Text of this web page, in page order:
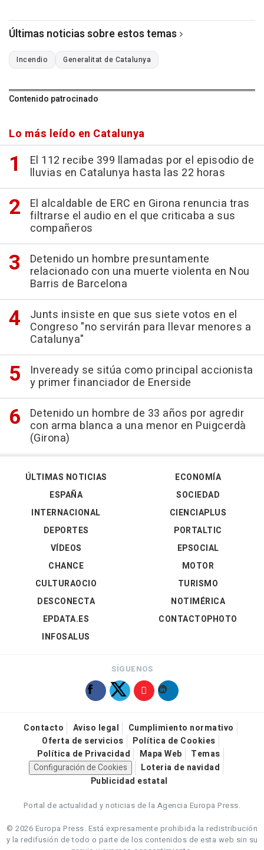
Últimas noticias sobre estos temas
Incendio Generalitat de Catalunya
Contenido patrocinado
Lo más leído en Catalunya
El 112 recibe 399 llamadas por el episodio de
lluvias en Catalunya hasta las 22 horas
El alcaldable de ERC en Girona renuncia tras
filtrarse el audio en el que criticaba a sus
compañeros
Detenido un hombre presuntamente
relacionado con una muerte violenta en Nou
Barris de Barcelona
Junts insiste en que sus siete votos en el
Congreso "no servirán para llevar menores a
Catalunya"
Inveready se sitúa como principal accionista
y primer financiador de Enerside
Detenido un hombre de 33 años por agredir
con arma blanca a una menor en Puigcerdà
(Girona)
ÚLTIMAS NOTICIAS
ESPAÑA
INTERNACIONAL
DEPORTES
VÍDEOS
ECONOMÍA
SOCIEDAD
CIENCIAPLUS
PORTALTIC
EPSOCIAL
CHANCE
CULTURAOCIO
DESCONECTA
EPDATA.ES
INFOSALUS
MOTOR
TURISMO
NOTIMÉRICA
CONTACTOPHOTO
SÍGUENOS
Contacto Aviso legal
Cumplimiento normativo
Oferta de servicios
Política de Cookies
Política de Privacidad
Mapa Web
Temas
Configuración de Cookies
Loteria de navidad
Publicidad estatal
Portal de actualidad y noticias de la Agencia Europa Press.
© 2026 Europa Press. Está expresamente prohibida la redistribución
y la redifusión de todo o parte de los contenidos de esta web sin su